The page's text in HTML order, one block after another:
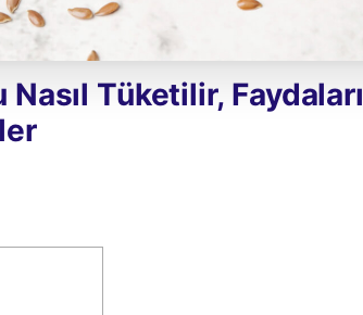
Nasıl Tüketilir, Faydaları